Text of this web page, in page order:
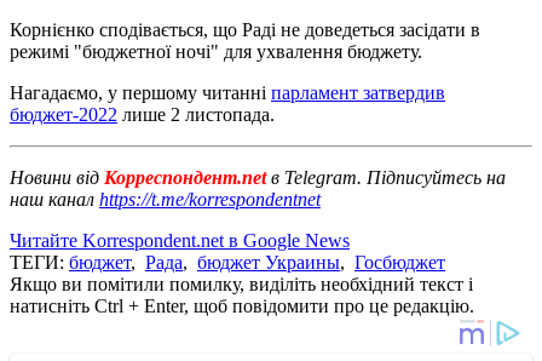
Корнієнко сподівається, що Раді не доведеться засідати в
режимі "бюджетної ночі" для ухвалення бюджету.
Нагадаємо, у першому читанні парламент затвердив
бюджет-2022 лише 2 листопада.
Новини від Корреспондент.netв Telegram. Підписуйтесь на
наш канал https://t.me/korrespondentnet
Читайте Korrespondent.net в Google News
ТЕГИ: бюджет, Рада, бюджет Украины, Госбюджет
Якщо ви помітили помилку, виділіть необхідний текст і
натисніть Ctrl + Enter, щоб повідомити про це редакцію.